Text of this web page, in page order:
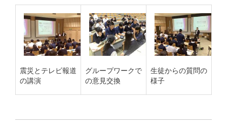
震災とテレビ報道
の講演
グループワークで
の意見交換
生徒からの質問の
様子